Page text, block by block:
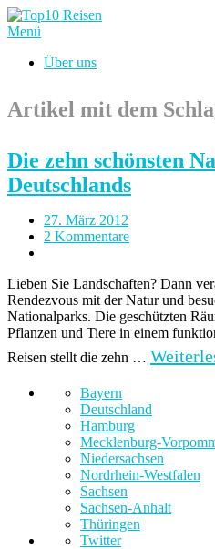
Menü
Über uns
Artikel mit dem
Die zehn schönsten
Deutschlands
27. März 2012
2 Kommentare
Lieben Sie Landschaften? Dann
Rendezvous mit der Natur und
Nationalparks. Die geschützten
Pflanzen und Tiere in einem
Reisen stellt die zehn …
Bayern
Deutschland
Hamburg
Mecklenburg-
Niedersachsen
Nordrhein-Westfalen
Sachsen
Sachsen-Anhalt
Thüringen
Twitter